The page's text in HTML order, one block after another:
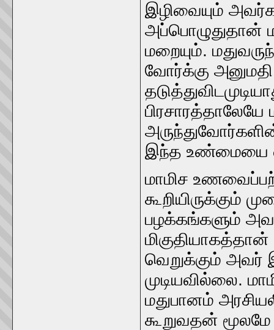
இழிவையும்‌
அப்‌பொழுதுதான்‌
மறையும்‌.
வோர்க்கு
பிரசாரத்தாலேயே
இந்த உண்மையை
மாமிச
பழக்கங்களும்‌
வெறுக்கும்‌
முடியவில்லை.
மதுபானம்‌
கூறுவதன்‌